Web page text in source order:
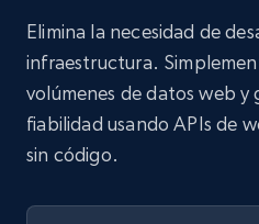
Elimina la necesidad de
infraestructura.
volúmenes de datos web y
fiabilidad usando APIs de
sin código.